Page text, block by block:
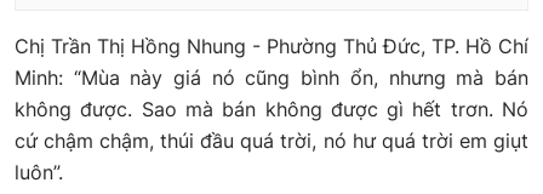
Chị Trần Thị Hồng Nhung - Phường Thủ Đức, TP. Hồ Chí
Minh: “Mùa này giá nó cũng bình ổn, nhưng mà bán
không được. Sao mà bán không được gì hết trơn. Nó
cứ chậm chậm, thúi đầu quá trời, nó hư quá trời em giụt
luôn”.